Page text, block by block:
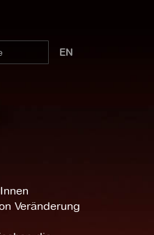
EN
Veränderung